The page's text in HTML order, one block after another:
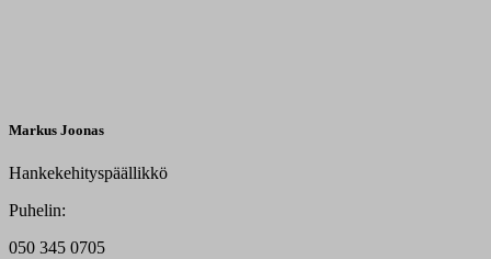
Markus Joonas
Hankekehityspäällikkö
Puhelin:
050 345 0705